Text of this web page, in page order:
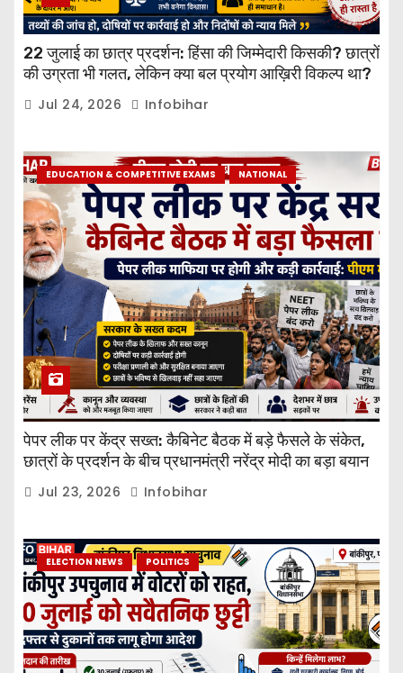
22 जुलाई का छात्र प्रदर्शन: हिंसा की जिम्मेदारी किसकी? छात्रों
की उग्रता भी गलत, लेकिन क्या बल प्रयोग आख़िरी विकल्प था?
Jul 24, 2026 Infobihar
EDUCATION & COMPETITIVE EXAMS NATIONAL
पेपर लीक पर केंद्र सख्त: कैबिनेट बैठक में बड़े फैसले के संकेत,
छात्रों के प्रदर्शन के बीच प्रधानमंत्री नरेंद्र मोदी का बड़ा बयान
Jul 23, 2026 Infobihar
ELECTION NEWS POLITICS